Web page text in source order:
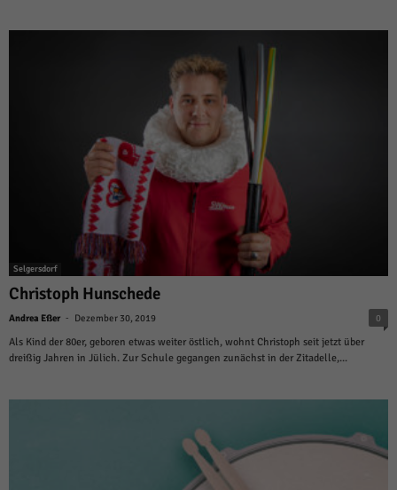
Selgersdorf
Christoph Hunschede
Andrea Eßer - Dezember 30, 2019 0
Als Kind der 80er, geboren etwas weiter östlich, wohnt Christoph seit jetzt über
dreißig Jahren in Jülich. Zur Schule gegangen zunächst in der Zitadelle,...